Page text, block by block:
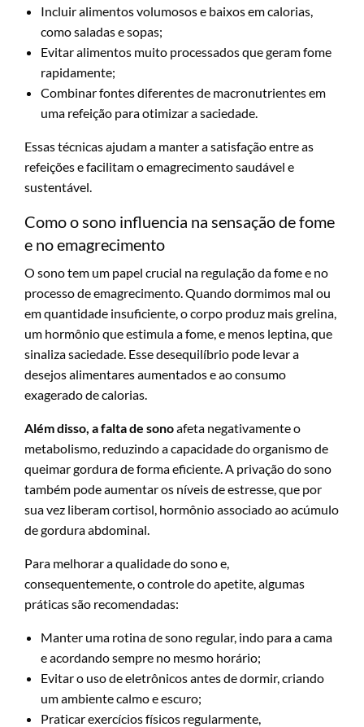
Incluir alimentos volumosos e baixos em calorias,
como saladas e sopas;
Evitar alimentos muito processados que geram fome
rapidamente;
Combinar fontes diferentes de macronutrientes em
uma refeição para otimizar a saciedade.
Essas técnicas ajudam a manter a satisfação entre as
refeições e facilitam o emagrecimento saudável e
sustentável.
Como o sono influencia na sensação de fome
e no emagrecimento
O sono tem um papel crucial na regulação da fome e no
processo de emagrecimento. Quando dormimos mal ou
em quantidade insuficiente, o corpo produz mais grelina,
um hormônio que estimula a fome, e menos leptina, que
sinaliza saciedade. Esse desequilíbrio pode levar a
desejos alimentares aumentados e ao consumo
exagerado de calorias.
Além disso, a falta de sonoafeta negativamente o
metabolismo, reduzindo a capacidade do organismo de
queimar gordura de forma eficiente. A privação do sono
também pode aumentar os níveis de estresse, que por
sua vez liberam cortisol, hormônio associado ao acúmulo
de gordura abdominal.
Para melhorar a qualidade do sono e,
consequentemente, o controle do apetite, algumas
práticas são recomendadas:
Manter uma rotina de sono regular, indo para a cama
e acordando sempre no mesmo horário;
Evitar o uso de eletrônicos antes de dormir, criando
um ambiente calmo e escuro;
Praticar exercícios físicos regularmente,